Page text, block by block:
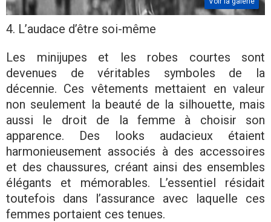
4. L’audace d’être soi-même
Les minijupes et les robes courtes sont
devenues de véritables symboles de la
décennie. Ces vêtements mettaient en valeur
non seulement la beauté de la silhouette, mais
aussi le droit de la femme à choisir son
apparence. Des looks audacieux étaient
harmonieusement associés à des accessoires
et des chaussures, créant ainsi des ensembles
élégants et mémorables. L’essentiel résidait
toutefois dans l’assurance avec laquelle ces
femmes portaient ces tenues.